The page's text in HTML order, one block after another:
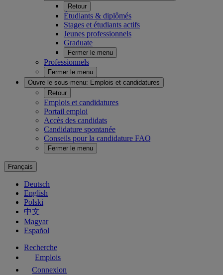
Retour
Étudiants & diplômés
Stages et étudiants actifs
Jeunes professionnels
Graduate
Fermer le menu
Professionnels
Fermer le menu
Ouvre le sous-menu: Emplois et candidatures
Retour
Emplois et candidatures
Portail emploi
Accès des candidats
Candidature spontanée
Conseils pour la candidature FAQ
Fermer le menu
Français
Deutsch
English
Polski
中文
Magyar
Español
Recherche
Emplois
Connexion